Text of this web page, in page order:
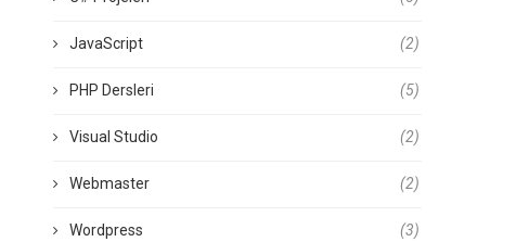
JavaScript (2)
PHP Dersleri (5)
Visual Studio (2)
Webmaster (2)
Wordpress (3)